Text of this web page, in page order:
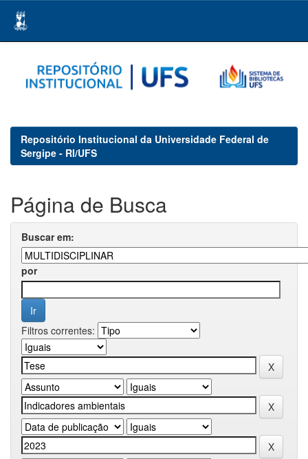
navigation
Repositório Institucional da Universidade Federal de
Sergipe - RI/UFS
Página de Busca
Buscar em:
por
Filtros correntes: